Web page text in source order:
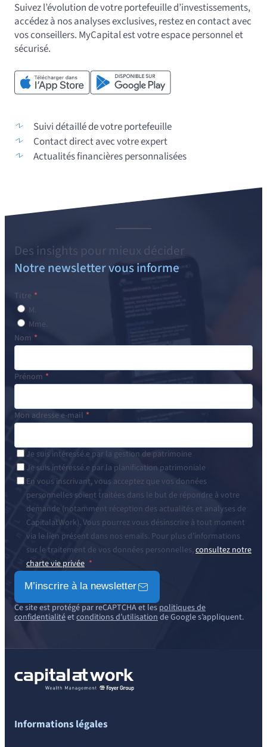
Suivez l’évolution de votre portefeuille d’investissements,
accédez à nos analyses exclusives, restez en contact avec
vos conseillers. MyCapital est votre espace personnel et
sécurisé.
Suivi détaillé de votre portefeuille
Contact direct avec votre expert
Actualités financières personnalisées
Des insights pour mieux décider
Notre newsletter vous informe
Titre
M.
Mme.
Nom
Prénom
Mon adresse e-mail
Je suis intéressé.e par la gestion de patrimoine
Je suis intéressé.e par la planification patrimoniale
En vous inscrivant, vous acceptez que vos données
personnelles soient traitées dans le but de répondre à votre
demande (notamment réception des actualités et analyses de
CapitalatWork). Vous pourrez vous désinscrire à tout moment
via le lien présent dans nos emails. Pour plus d’informations
sur le traitement de vos données personnelles,consultez notre
charte vie privée
M’inscrire à la newsletter
Ce site est protégé par reCAPTCHA et les politiques de
confidentialitéetconditions d’utilisationde Google s’appliquent.
Informations légales